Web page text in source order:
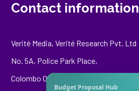
Contact information
Verité Media, Verité Research Pvt. Ltd
No. 5A, Police Park Place,
Colombo 00500
Budget Proposal Hub